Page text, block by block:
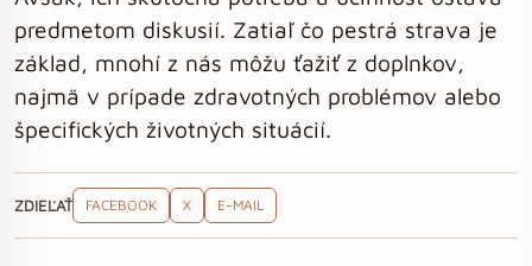
predmetom diskusií. Zatiaľ čo pestrá strava je
základ, mnohí z nás môžu ťažiť z doplnkov,
najmä v prípade zdravotných problémov alebo
špecifických životných situácií.
ZDIEĽAŤ FACEBOOK X E-MAIL